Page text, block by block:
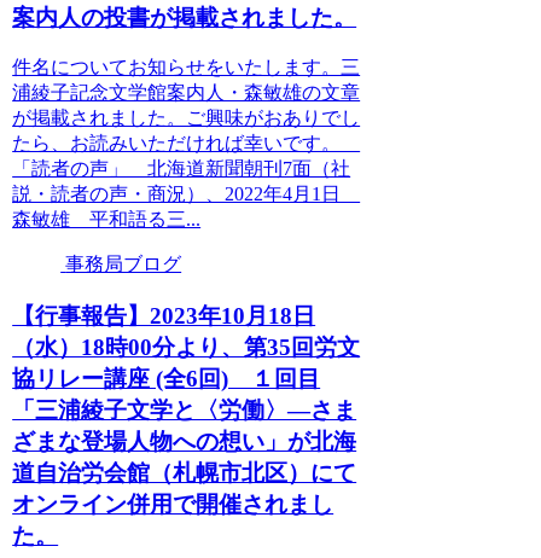
案内人の投書が掲載されました。
件名についてお知らせをいたします。三
浦綾子記念文学館案内人・森敏雄の文章
が掲載されました。ご興味がおありでし
たら、お読みいただければ幸いです。
「読者の声」 北海道新聞朝刊7面（社
説・読者の声・商況）、2022年4月1日
森敏雄 平和語る三...
事務局ブログ
【行事報告】2023年10月18日
（水）18時00分より、第35回労文
協リレー講座 (全6回) １回目
「三浦綾子文学と〈労働〉―さま
ざまな登場人物への想い」が北海
道自治労会館（札幌市北区）にて
オンライン併用で開催されまし
た。